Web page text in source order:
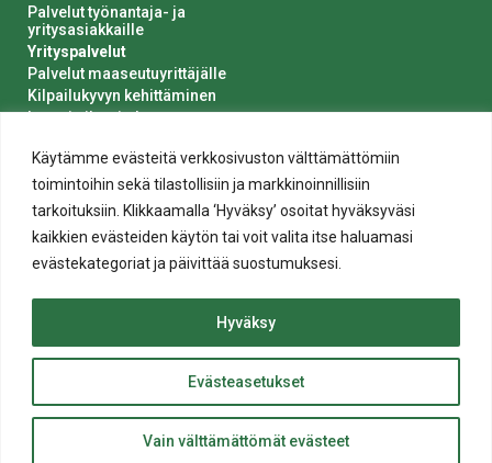
Käytämme evästeitä verkkosivuston välttämättömiin
toimintoihin sekä tilastollisiin ja markkinoinnillisiin
tarkoituksiin. Klikkaamalla ‘Hyväksy’ osoitat hyväksyväsi
kaikkien evästeiden käytön tai voit valita itse haluamasi
evästekategoriat ja päivittää suostumuksesi.
Evästeasetukset
Vain välttämättömät evästeet
Hyväksy
ylös
Palvelut työnantaja- ja
yritysasiakkaille
Yrityspalvelut
Palvelut maaseutuyrittäjälle
Kilpailukyvyn kehittäminen
Luvat ja ilmoitukset
Saavutettavuusseloste
© 2020 Salon kaupunki
Website crafted byEvermade.